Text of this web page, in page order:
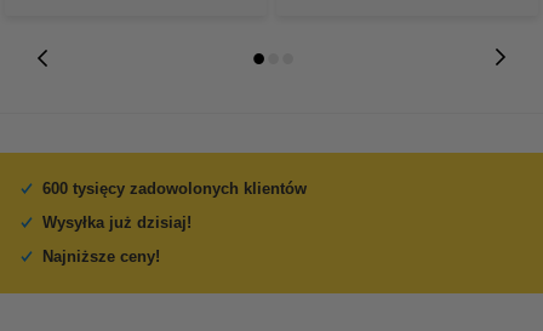
600 tysięcy zadowolonych klientów
Wysyłka już dzisiaj!
Najniższe ceny!